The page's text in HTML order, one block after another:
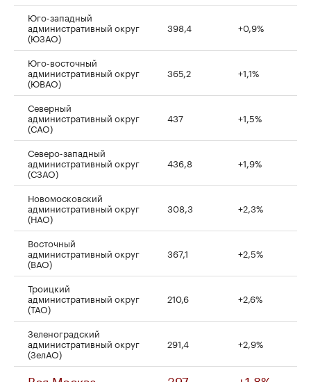
Юго-западный
административный округ
(ЮЗАО)
398,4 +0,9%
Юго-восточный
административный округ
(ЮВАО)
365,2 +1,1%
Северный
административный округ
(САО)
437 +1,5%
Северо-западный
административный округ
(СЗАО)
436,8 +1,9%
Новомосковский
административный округ
(НАО)
308,3 +2,3%
Восточный
административный округ
(ВАО)
367,1 +2,5%
Троицкий
административный округ
(ТАО)
210,6 +2,6%
Зеленоградский
административный округ
(ЗелАО)
291,4 +2,9%